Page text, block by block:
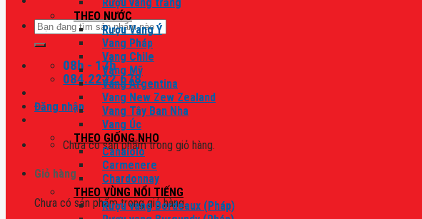
Tìm
kiếm:
08h - 17h
084.2222.678
Đăng nhập
Chưa có sản phẩm trong giỏ hàng.
Giỏ hàng
Chưa có sản phẩm trong giỏ hàng.
THEO NƯỚC
Rượu Vang Ý
Vang Pháp
Vang Chile
Vang Mỹ
Vang Argentina
Vang New Zew Zealand
Vang Tây Ban Nha
Vang Úc
THEO GIỐNG NHO
Canaiolo
Carmenere
Chardonnay
THEO VÙNG NỔI TIẾNG
Rượu vang Bordeaux (Pháp)